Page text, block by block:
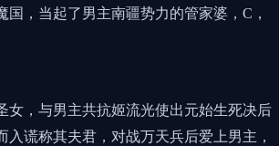
国，当起了男主南疆势力的管家婆，C，
女，与男主共抗姬流光使出元始生死决后
入谎称其夫君，对战万天兵后爱上男主，